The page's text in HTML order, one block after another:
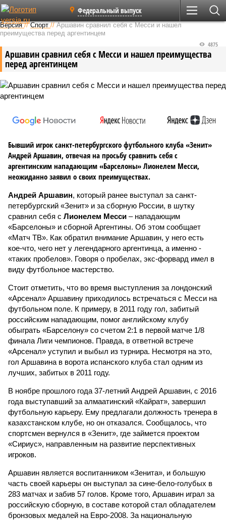
Федеральный выпуск
Версия //Спорт //Аршавин сравнил себя с Месси и нашел
преимущества перед аргентинцем
Аршавин сравнил себя с Месси и нашел преимущества
перед аргентинцем
4875
Бывший игрок санкт-петербургского футбольного клуба «Зенит»
Андрей Аршавин, отвечая на просьбу сравнить себя с
аргентинским нападающим «Барселоны» Лионелем Месси,
неожиданно заявил о своих преимуществах.
Андрей Аршавин, который ранее выступал за санкт-
петербургский «Зенит» и за сборную России, в шутку
сравнил себя с Лионелем Месси – нападающим
«Барселоны» и сборной Аргентины. Об этом сообщает
«Матч ТВ». Как обратил внимание Аршавин, у него есть
кое-что, чего нет у легендарного аргентинца, а именно -
«таких пробелов». Говоря о пробелах, экс-форвард имел в
виду футбольное мастерство.
Стоит отметить, что во время выступления за лондонский
«Арсенал» Аршавину приходилось встречаться с Месси на
футбольном поле. К примеру, в 2011 году гол, забитый
российским нападающим, помог английскому клубу
обыграть «Барселону» со счетом 2:1 в первой матче 1/8
финала Лиги чемпионов. Правда, в ответной встрече
«Арсенал» уступил и выбыл из турнира. Несмотря на это,
гол Аршавина в ворота испанского клуба стал одним из
лучших, забитых в 2011 году.
В ноябре прошлого года 37-летний Андрей Аршавин, с 2016
года выступавший за алмаатинский «Кайрат», завершил
футбольную карьеру. Ему предлагали должность тренера в
казахстанском клубе, но он отказался. Сообщалось, что
спортсмен вернулся в «Зенит», где займется проектом
«Сириус», направленным на развитие перспективных
игроков.
Аршавин является воспитанником «Зенита», и большую
часть своей карьеры он выступал за сине-бело-голубых в
283 матчах и забив 57 голов. Кроме того, Аршавин играл за
российскую сборную, в составе которой стал обладателем
бронзовых медалей на Евро-2008. За национальную